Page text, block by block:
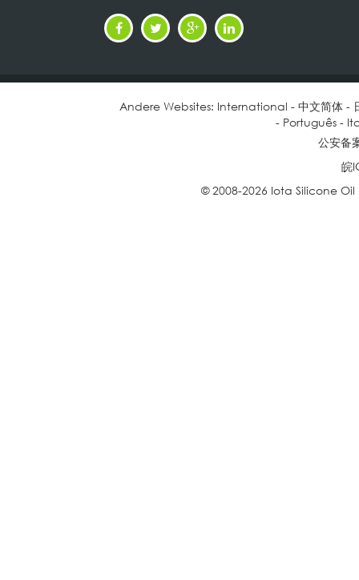
Andere Websites: International - 中文简体 -
- Português-
公安备
皖
© 2008-2026 Iota Silicone